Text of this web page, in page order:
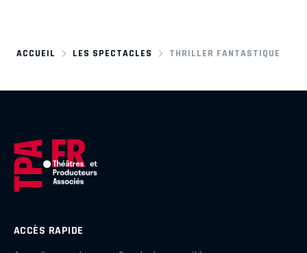
ACCUEIL LES SPECTACLES THRILLER FANTASTIQUE
ACCÈS RAPIDE